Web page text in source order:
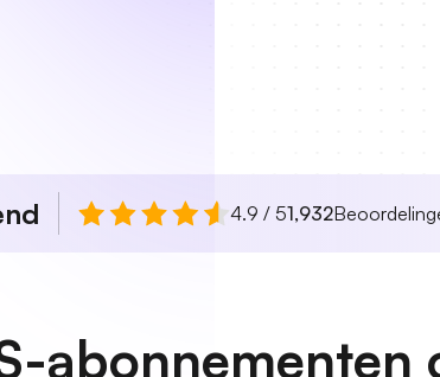
4.9 / 51,932
abonnementen